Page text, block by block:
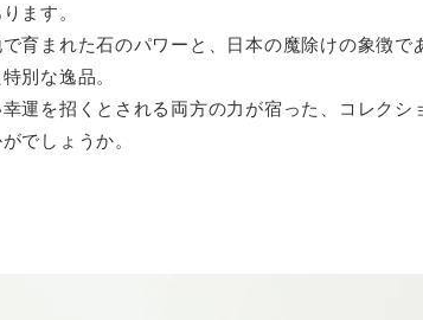
ます。
育まれた石のパワーと、日本の魔除けの象徴で
別な逸品。
運を招くとされる両方の力が宿った、コレクシ
でしょうか。